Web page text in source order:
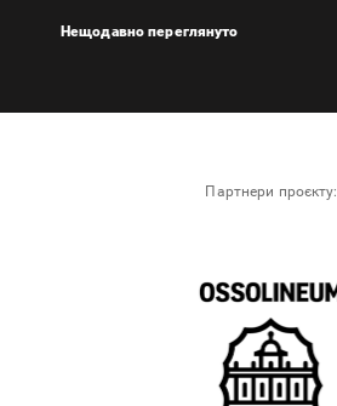
Нещодавно переглянуто
Партнери проєкту: